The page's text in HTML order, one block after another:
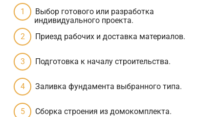
Выбор готового или разработка
индивидуального проекта.
Приезд рабочих и доставка материалов.
Подготовка к началу строительства.
Заливка фундамента выбранного типа.
Сборка строения из домокомплекта.